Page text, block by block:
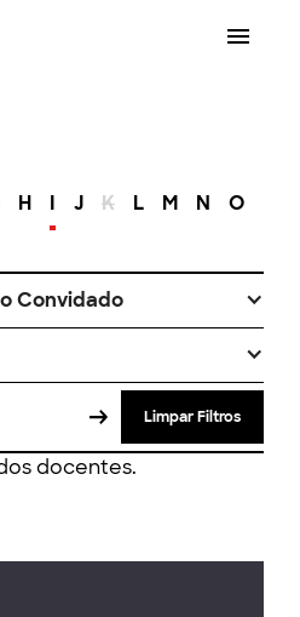
H I J K L M N O
Convidado
Limpar Filtros
docentes.